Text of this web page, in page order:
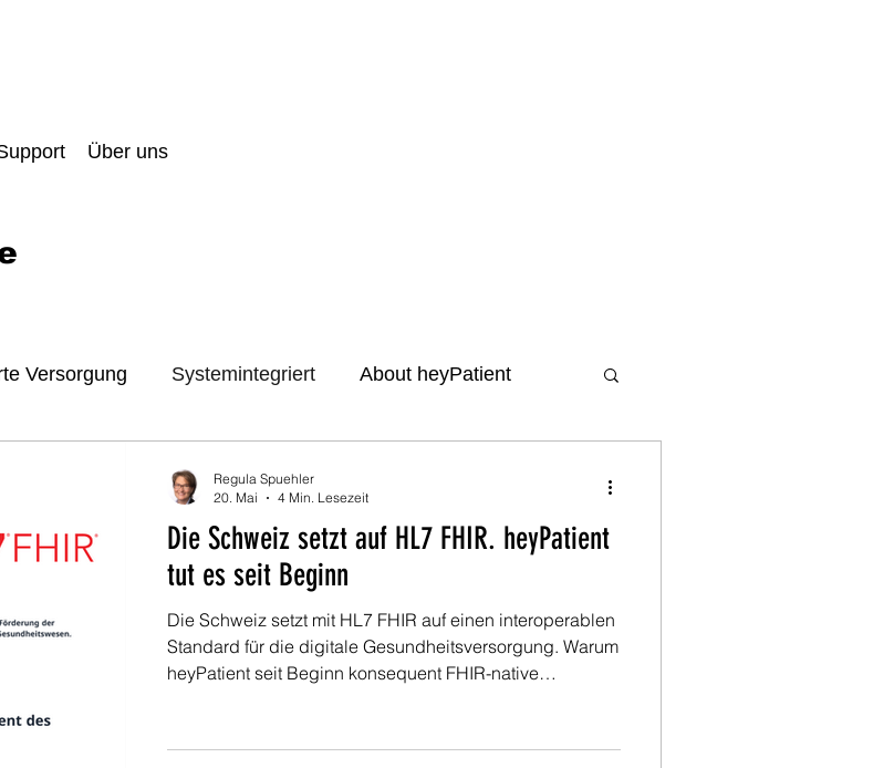
Über uns
Versorgung Systemintegriert About heyPatient
Die Schweiz setzt auf HL7 FHIR. heyPatient
tut es seit Beginn
Die Schweiz setzt mit HL7 FHIR auf einen interoperablen
Standard für die digitale Gesundheitsversorgung. Warum
heyPatient seit Beginn konsequent FHIR-native
und einem echten Continuum of Care gelingt.
Regula Spuehler
20. Mai
4 Min. Lesezeit